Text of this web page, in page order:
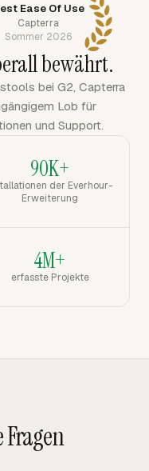
Ease Of Use
Capterra
Sommer 2026
bewährt.
bei G2, Capterra
Lob für
und Support.
90K+
der Everhour-
Erweiterung
4M+
erfasste Projekte